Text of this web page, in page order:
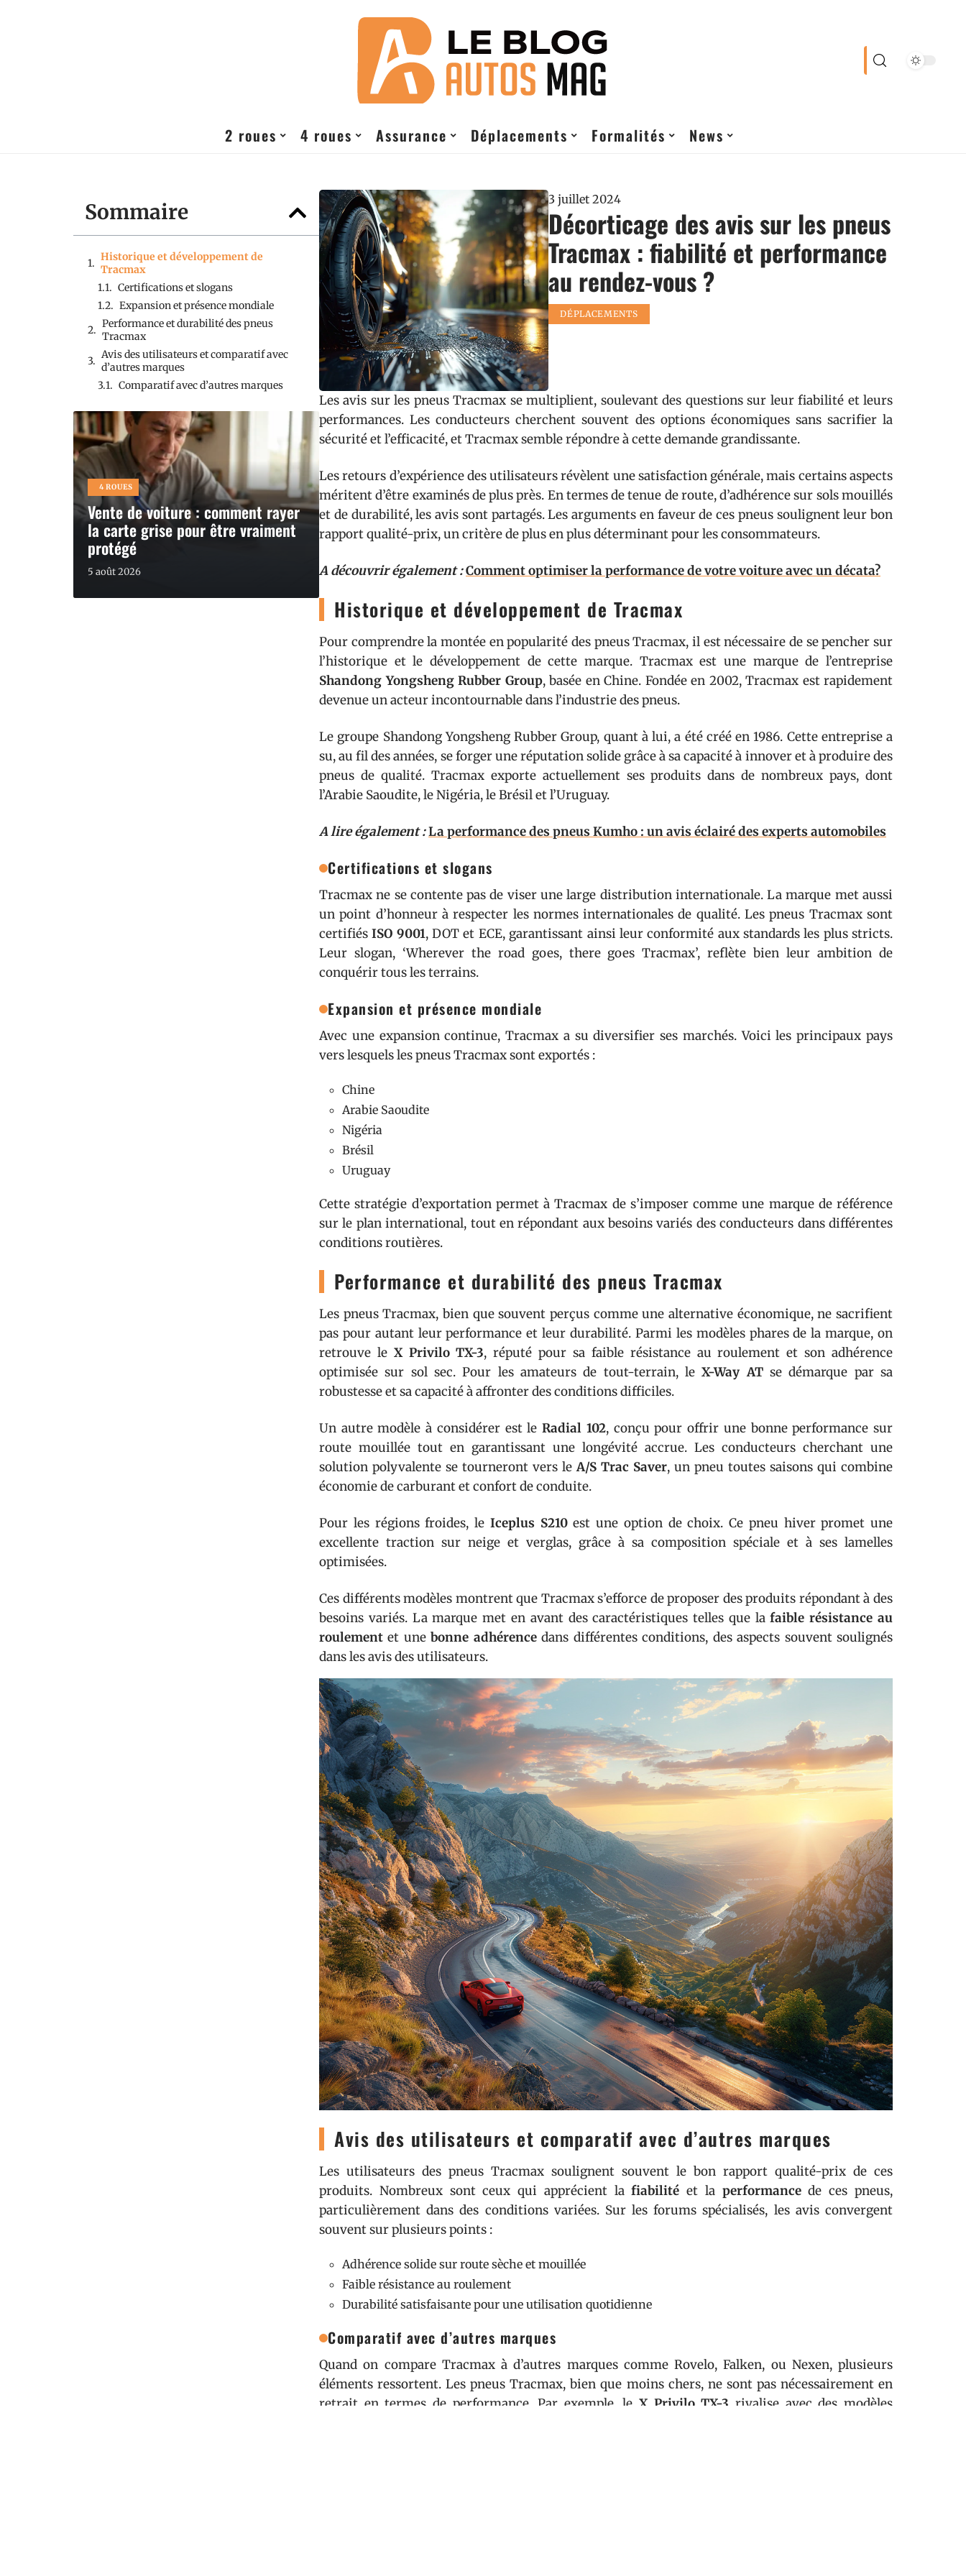
2 roues 4 roues Assurance Déplacements Formalités News
Sommaire
Historique et développement de
Tracmax
Certifications et slogans
Expansion et présence mondiale
Performance et durabilité des pneus
Tracmax
Avis des utilisateurs et comparatif avec
d’autres marques
Comparatif avec d’autres marques
4 ROUES
Vente de voiture : comment rayer
la carte grise pour être vraiment
protégé
5 août 2026
3 juillet 2024
Décorticage des avis sur les pneus
Tracmax : fiabilité et performance
au rendez-vous ?
DÉPLACEMENTS
Les avis sur les pneus Tracmax se multiplient, soulevant des questions sur leur fiabilité et leurs
performances. Les conducteurs cherchent souvent des options économiques sans sacrifier la
sécurité et l’efficacité, et Tracmax semble répondre à cette demande grandissante.
Les retours d’expérience des utilisateurs révèlent une satisfaction générale, mais certains aspects
méritent d’être examinés de plus près. En termes de tenue de route, d’adhérence sur sols mouillés
et de durabilité, les avis sont partagés. Les arguments en faveur de ces pneus soulignent leur bon
rapport qualité-prix, un critère de plus en plus déterminant pour les consommateurs.
A découvrir également :Comment optimiser la performance de votre voiture avec un décata?
Historique et développement de Tracmax
Pour comprendre la montée en popularité des pneus Tracmax, il est nécessaire de se pencher sur
l’historique et le développement de cette marque. Tracmax est une marque de l’entreprise
Shandong Yongsheng Rubber Group, basée en Chine. Fondée en 2002, Tracmax est rapidement
devenue un acteur incontournable dans l’industrie des pneus.
Le groupe Shandong Yongsheng Rubber Group, quant à lui, a été créé en 1986. Cette entreprise a
su, au fil des années, se forger une réputation solide grâce à sa capacité à innover et à produire des
pneus de qualité. Tracmax exporte actuellement ses produits dans de nombreux pays, dont
l’Arabie Saoudite, le Nigéria, le Brésil et l’Uruguay.
A lire également :La performance des pneus Kumho : un avis éclairé des experts automobiles
Certifications et slogans
Tracmax ne se contente pas de viser une large distribution internationale. La marque met aussi
un point d’honneur à respecter les normes internationales de qualité. Les pneus Tracmax sont
certifiésISO 9001, DOT et ECE, garantissant ainsi leur conformité aux standards les plus stricts.
Leur slogan, ‘Wherever the road goes, there goes Tracmax’, reflète bien leur ambition de
conquérir tous les terrains.
Expansion et présence mondiale
Avec une expansion continue, Tracmax a su diversifier ses marchés. Voici les principaux pays
vers lesquels les pneus Tracmax sont exportés :
Chine
Arabie Saoudite
Nigéria
Brésil
Uruguay
Cette stratégie d’exportation permet à Tracmax de s’imposer comme une marque de référence
sur le plan international, tout en répondant aux besoins variés des conducteurs dans différentes
conditions routières.
Performance et durabilité des pneus Tracmax
Les pneus Tracmax, bien que souvent perçus comme une alternative économique, ne sacrifient
pas pour autant leur performance et leur durabilité. Parmi les modèles phares de la marque, on
retrouve le X Privilo TX-3, réputé pour sa faible résistance au roulement et son adhérence
optimisée sur sol sec. Pour les amateurs de tout-terrain, leX-Way ATse démarque par sa
robustesse et sa capacité à affronter des conditions difficiles.
Un autre modèle à considérer est leRadial 102, conçu pour offrir une bonne performance sur
route mouillée tout en garantissant une longévité accrue. Les conducteurs cherchant une
solution polyvalente se tourneront vers leA/S Trac Saver, un pneu toutes saisons qui combine
économie de carburant et confort de conduite.
Pour les régions froides, le Iceplus S210est une option de choix. Ce pneu hiver promet une
excellente traction sur neige et verglas, grâce à sa composition spéciale et à ses lamelles
optimisées.
Ces différents modèles montrent que Tracmax s’efforce de proposer des produits répondant à des
besoins variés. La marque met en avant des caractéristiques telles que lafaible résistance au
roulement et unebonne adhérencedans différentes conditions, des aspects souvent soulignés
dans les avis des utilisateurs.
Avis des utilisateurs et comparatif avec d’autres marques
Les utilisateurs des pneus Tracmax soulignent souvent le bon rapport qualité-prix de ces
produits. Nombreux sont ceux qui apprécient lafiabilité et la performancede ces pneus,
particulièrement dans des conditions variées. Sur les forums spécialisés, les avis convergent
souvent sur plusieurs points :
Adhérence solide sur route sèche et mouillée
Faible résistance au roulement
Durabilité satisfaisante pour une utilisation quotidienne
Comparatif avec d’autres marques
Quand on compare Tracmax à d’autres marques comme Rovelo, Falken, ou Nexen, plusieurs
éléments ressortent. Les pneus Tracmax, bien que moins chers, ne sont pas nécessairement en
retrait en termes de performance. Par exemple, leX Privilo TX-3 rivalise avec des modèles